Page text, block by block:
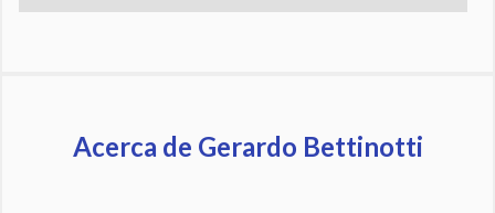
Acerca de Gerardo Bettinotti